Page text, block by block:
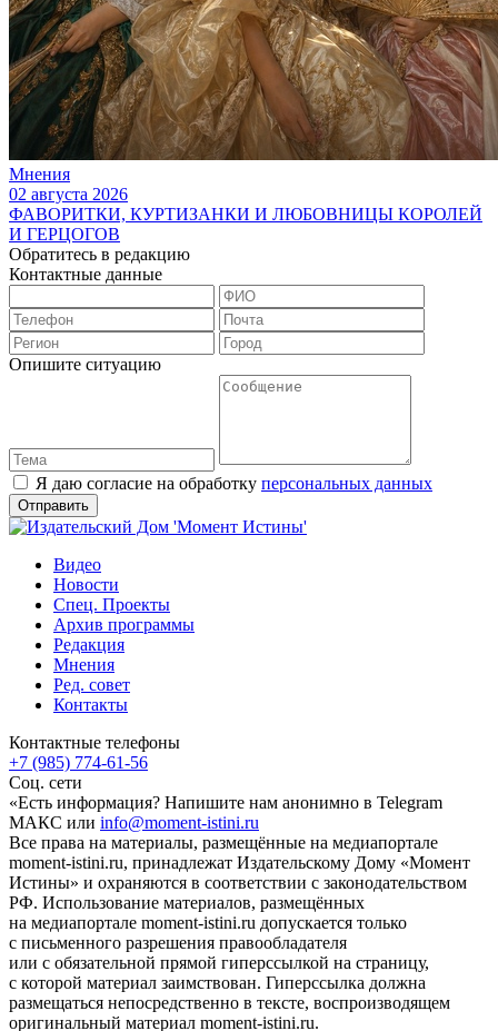
Мнения
02 августа 2026
ФАВОРИТКИ, КУРТИЗАНКИ И ЛЮБОВНИЦЫ КОРОЛЕЙ
И ГЕРЦОГОВ
Обратитесь в редакцию
Контактные данные
Опишите ситуацию
Я даю согласие на обработку персональных данных
Видео
Новости
Спец. Проекты
Архив программы
Редакция
Мнения
Ред. совет
Контакты
Контактные телефоны
+7 (985) 774-61-56
Соц. сети
«Есть информация? Напишите нам анонимно в Telegram
МАКС или info@moment-istini.ru
Все права на материалы, размещённые на медиапортале
moment-istini.ru, принадлежат Издательскому Дому «Момент
Истины» и охраняются в соответствии с законодательством
РФ. Использование материалов, размещённых
на медиапортале moment-istini.ru допускается только
с письменного разрешения правообладателя
или с обязательной прямой гиперссылкой на страницу,
с которой материал заимствован. Гиперссылка должна
размещаться непосредственно в тексте, воспроизводящем
оригинальный материал moment-istini.ru.